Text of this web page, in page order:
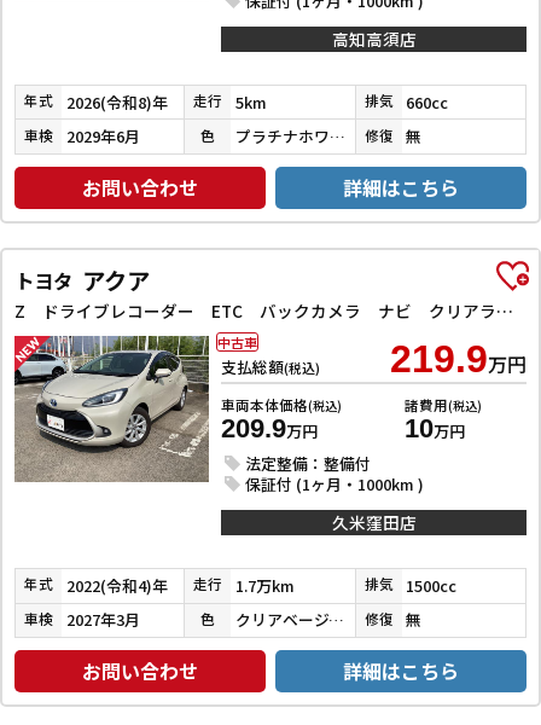
高知高須店
年式 2026(令和8)年 走行 5km 排気 660cc
車検 2029年6月 色 プラチナホワイトパール 修復 無
お問い合わせ 詳細はこちら
トヨタ アクア
Z ドライブレコーダー ETC バックカメラ ナビ クリアランスソナー オートクルーズコントロール レーンアシスト 衝突被害軽減システム アルミホイール LEDヘッドランプ スマートキー 電動格納ミラー
支払総額(税込) 219.9万円
車両本体価格(税込)
209.9万円
諸費用(税込)
10万円
法定整備：整備付
保証付 (1ヶ月・1000km )
中古車
久米窪田店
年式 2022(令和4)年 走行 1.7万km 排気 1500cc
車検 2027年3月 色 クリアベージュメタリック 修復 無
お問い合わせ 詳細はこちら